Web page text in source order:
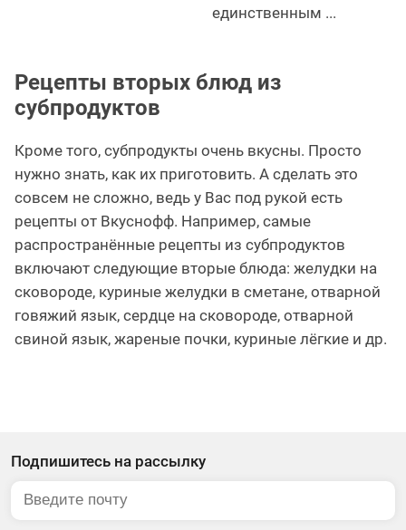
единственным ...
Рецепты вторых блюд из
субпродуктов
Кроме того, субпродукты очень вкусны. Просто
нужно знать, как их приготовить. А сделать это
совсем не сложно, ведь у Вас под рукой есть
рецепты от Вкуснофф. Например, самые
распространённые рецепты из субпродуктов
включают следующие вторые блюда: желудки на
сковороде, куриные желудки в сметане, отварной
говяжий язык, сердце на сковороде, отварной
свиной язык, жареные почки, куриные лёгкие и др.
Подпишитесь на рассылку